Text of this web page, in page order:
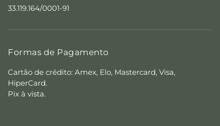
33.119.164/0001-91
Formas de Pagamento
Cartão de crédito: Amex, Elo, Mastercard, Visa,
HiperCard.
Pix à vista.